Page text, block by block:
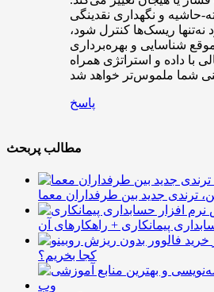
حاشیه و نگهداری نقدینگی
ریسک‌ها کنترل شود،
شناسایی و بهره‌برداری
با داده و استراتژی همراه
پاسخ
مطالب پربحث
ترندی جدید بین طرفداران معما
پیمانکاری + راهکارهای آن
کجا بخریم؟